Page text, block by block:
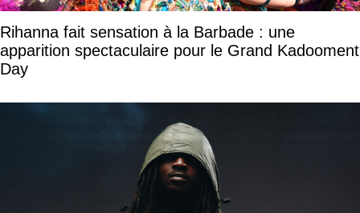
Rihanna fait sensation à la Barbade : une
apparition spectaculaire pour le Grand Kadooment
Day